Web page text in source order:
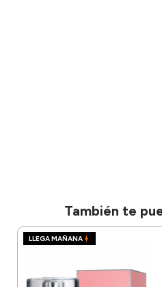
También te
LLEGA MAÑANA